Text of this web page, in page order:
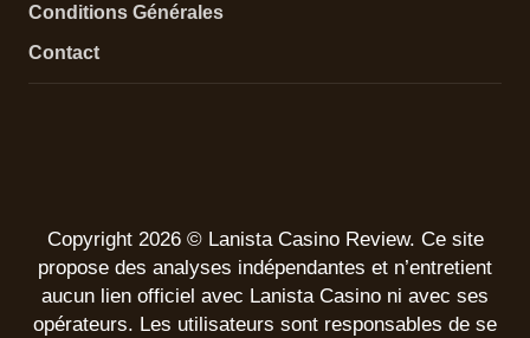
Conditions Générales
Contact
Copyright 2026 © Lanista Casino Review. Ce site
propose des analyses indépendantes et n’entretient
aucun lien officiel avec Lanista Casino ni avec ses
opérateurs. Les utilisateurs sont responsables de se